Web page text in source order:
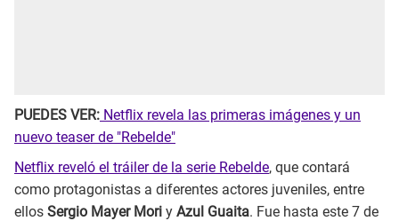
PUEDES VER: Netflix revela las primeras imágenes y un
nuevo teaser de "Rebelde"
Netflix reveló el tráiler de la serie Rebelde, que contará
como protagonistas a diferentes actores juveniles, entre
ellos Sergio Mayer Mori y Azul Guaita. Fue hasta este 7 de